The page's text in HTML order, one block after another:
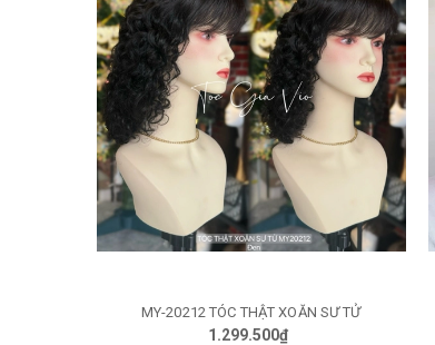
TÙY CHỌN
MY-20212 TÓC THẬT XOĂN SƯ TỬ
1.299.500₫